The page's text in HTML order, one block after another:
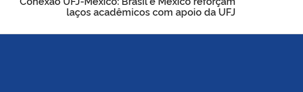
laços acadêmicos com apoio da UFJ